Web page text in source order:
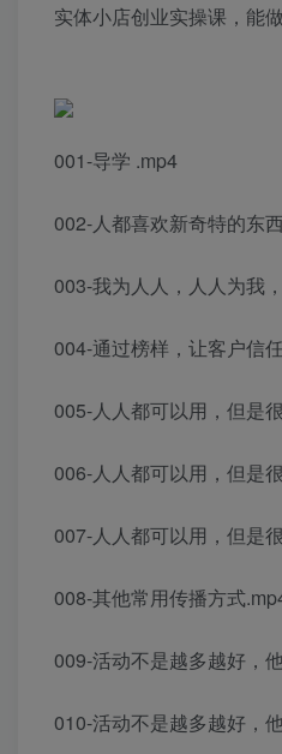
实体小店创业实操课，能
001-导学 .mp4
002-人都喜欢新奇特的东
003-我为人人，人人为我
004-通过榜样，让客户信
005-人人都可以用，但是
006-人人都可以用，但是
007-人人都可以用，但是
008-其他常用传播方式
009-活动不是越多越好，
010-活动不是越多越好，